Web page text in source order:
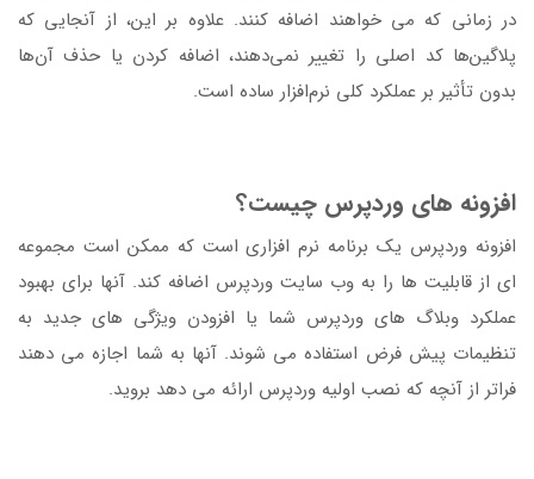
در زمانی که می خواهند اضافه کنند. علاوه بر این، از آنجایی که
پلاگین‌ها کد اصلی را تغییر نمی‌دهند، اضافه کردن یا حذف آن‌ها
بدون تأثیر بر عملکرد کلی نرم‌افزار ساده است.
افزونه های وردپرس چیست؟
افزونه وردپرس یک برنامه نرم افزاری است که ممکن است مجموعه
ای از قابلیت ها را به وب سایت وردپرس اضافه کند. آنها برای بهبود
عملکرد وبلاگ های وردپرس شما یا افزودن ویژگی های جدید به
تنظیمات پیش فرض استفاده می شوند. آنها به شما اجازه می دهند
فراتر از آنچه که نصب اولیه وردپرس ارائه می دهد بروید.